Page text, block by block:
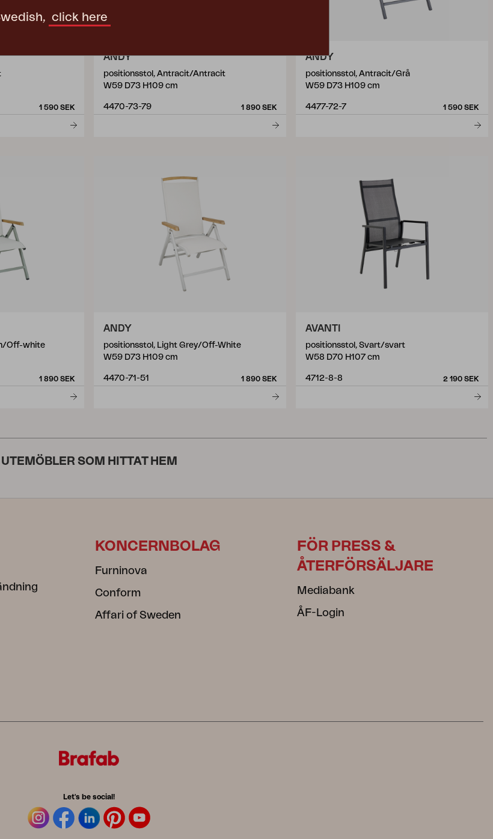
1 590 SEK
ANDY
positionsstol, Antracit/Antracit
W59 D73 H109 cm
4470-73-79 1 890 SEK
ANDY
positionsstol, Antracit/Grå
W59 D73 H109 cm
4477-72-7 1 590 SEK
Off-white
1 890 SEK
ANDY
positionsstol, Light Grey/Off-White
W59 D73 H109 cm
4470-71-51 1 890 SEK
AVANTI
positionsstol, Svart/svart
W58 D70 H107 cm
4712-8-8 2 190 SEK
UTEMÖBLER SOM HITTAT HEM
click here
KONCERNBOLAG
Furninova
Conform
Affari of Sweden
FÖR PRESS &
ÅTERFÖRSÄLJARE
Mediabank
ÅF-Login
Let's be social!